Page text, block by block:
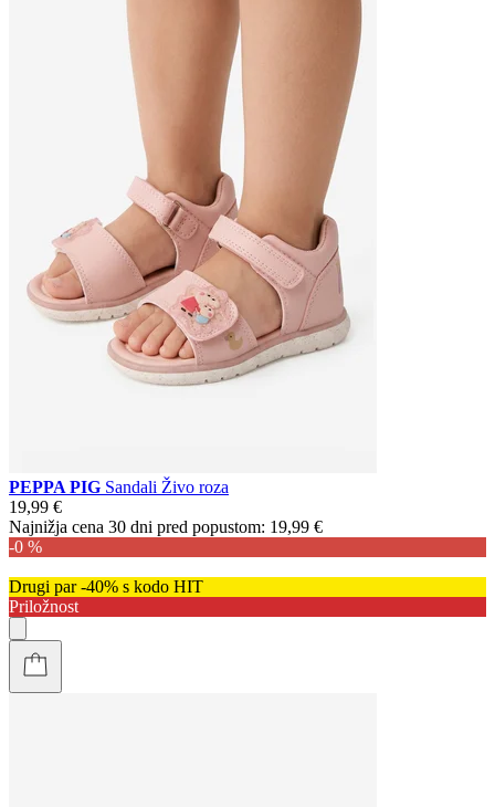
PEPPA PIG Sandali Živo roza
19,99 €
Najnižja cena 30 dni pred popustom: 19,99 €
-0 %
Drugi par -40% s kodo HIT
Priložnost